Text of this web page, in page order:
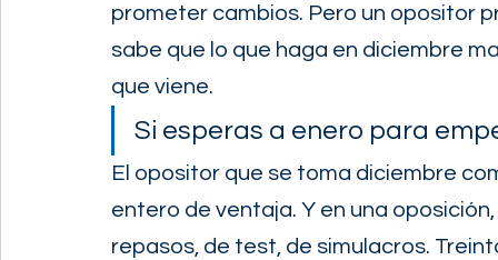
prometer cambios. Pero un opositor
sabe que lo que haga en diciembre
que viene.
Si esperas a enero para
El opositor que se toma diciembre
entero de ventaja. Y en una
repasos, de test, de simulacros.